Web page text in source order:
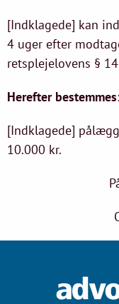
[Indklagede] kan
4 uger efter
retsplejelovens §
Herefter
[Indklagede]
10.000 kr.